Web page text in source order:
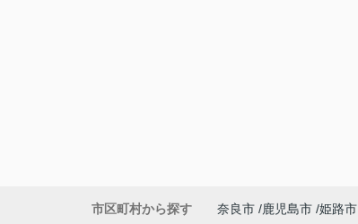
市区町村から探す 奈良市 鹿児島市 姫路市